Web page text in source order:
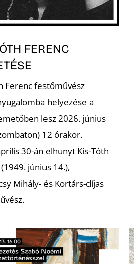
FERENC
Ferenc festőművész
helyezése a
lesz 2026. június
12 órakor.
30-án elhunyt Kis-Tóth
június 14.),
Mihály- és Kortárs-díjas